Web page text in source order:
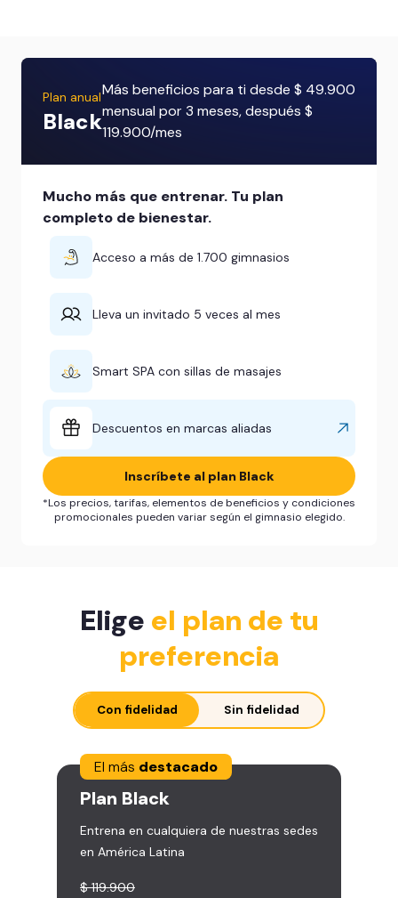
Plan anual
Black
Más beneficios para ti desde $ 49.900
mensual por 3 meses, después $
119.900/mes
Mucho más que entrenar. Tu plan
completo de bienestar.
Acceso a más de 1.700 gimnasios
Lleva un invitado 5 veces al mes
Smart SPA con sillas de masajes
Descuentos en marcas aliadas
Inscríbete al plan Black
*Los precios, tarifas, elementos de beneficios y condiciones
promocionales pueden variar según el gimnasio elegido.
Elige el plan de tu
preferencia
Con fidelidad Sin fidelidad
El más destacado
Plan Black
Entrena en cualquiera de nuestras sedes
en América Latina
$ 119.900